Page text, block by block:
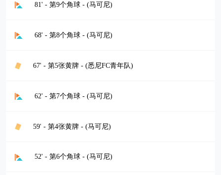
81' - 第9个角球 - (马可尼)
68' - 第8个角球 - (马可尼)
67' - 第5张黄牌 - (悉尼FC青年队)
62' - 第7个角球 - (马可尼)
59' - 第4张黄牌 - (马可尼)
52' - 第6个角球 - (马可尼)